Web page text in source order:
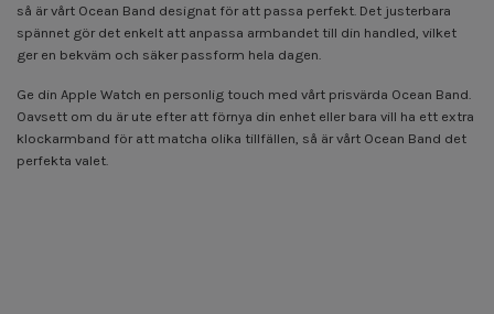
så är vårt Ocean Band designat för att passa perfekt. Det justerbara
spännet gör det enkelt att anpassa armbandet till din handled, vilket
ger en bekväm och säker passform hela dagen.
Ge din Apple Watch en personlig touch med vårt prisvärda Ocean Band.
Oavsett om du är ute efter att förnya din enhet eller bara vill ha ett extra
klockarmband för att matcha olika tillfällen, så är vårt Ocean Band det
perfekta valet.